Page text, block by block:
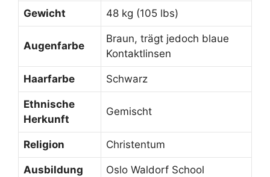
Gewicht 48 kg (105 lbs)
Augenfarbe
Braun, trägt jedoch blaue
Kontaktlinsen
Haarfarbe Schwarz
Ethnische
Herkunft
Gemischt
Religion Christentum
Ausbildung Oslo Waldorf School